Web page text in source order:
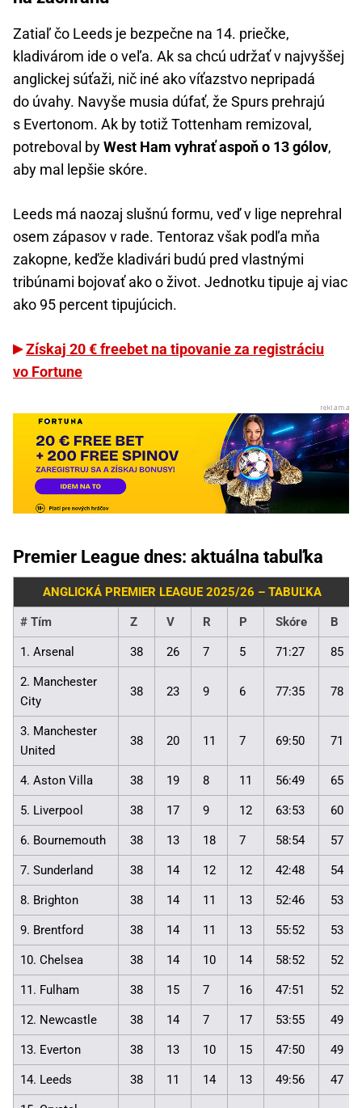
Zatiaľ čo Leeds je bezpečne na 14. priečke,
kladivárom ide o veľa. Ak sa chcú udržať v najvyššej
anglickej súťaži, nič iné ako víťazstvo nepripadá
do úvahy. Navyše musia dúfať, že Spurs prehrajú
s Evertonom. Ak by totiž Tottenham remizoval,
potreboval byWest Ham vyhrať aspoň o 13 gólov,
aby mal lepšie skóre.
Leeds má naozaj slušnú formu, veď v lige neprehral
osem zápasov v rade. Tentoraz však podľa mňa
zakopne, keďže kladivári budú pred vlastnými
tribúnami bojovať ako o život. Jednotku tipuje aj viac
ako 95 percent tipujúcich.
Získaj 20 € freebet na tipovanie za registráciu
vo Fortune
Premier League dnes: aktuálna tabuľka
ANGLICKÁ PREMIER LEAGUE 2025/26 – TABUĽKA
# Tím Z V R P Skóre B
1. Arsenal 38 26 7 5 71:27 85
2. Manchester
City
38 23 9 6 77:35 78
3. Manchester
United
38 20 11 7 69:50 71
4. Aston Villa 38 19 8 11 56:49 65
5. Liverpool 38 17 9 12 63:53 60
6. Bournemouth 38 13 18 7 58:54 57
7. Sunderland 38 14 12 12 42:48 54
8. Brighton 38 14 11 13 52:46 53
9. Brentford 38 14 11 13 55:52 53
10. Chelsea 38 14 10 14 58:52 52
11. Fulham 38 15 7 16 47:51 52
12. Newcastle 38 14 7 17 53:55 49
13. Everton 38 13 10 15 47:50 49
14. Leeds 38 11 14 13 49:56 47